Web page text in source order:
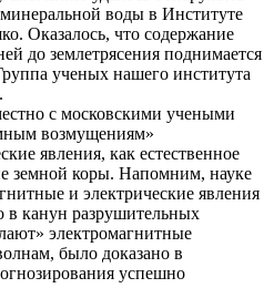
воды в Институте
Оказалось, что содержание
до землетрясения поднимается
ученых нашего института
с московскими учеными
возмущениям»
явления, как естественное
земной коры. Напомним, науке
и электрические явления
в канун разрушительных
электромагнитные
было доказано в
успешно